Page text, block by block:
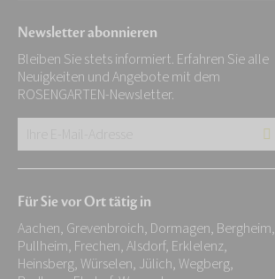
Newsletter abonnieren
Bleiben Sie stets informiert. Erfahren Sie alle
Neuigkeiten und Angebote mit dem
ROSENGARTEN-Newsletter.
Adresse:
*
Für Sie vor Ort tätig in
Aachen, Grevenbroich, Dormagen, Bergheim,
Pullheim, Frechen, Alsdorf, Erklelenz,
Heinsberg, Würselen, Jülich, Wegberg,